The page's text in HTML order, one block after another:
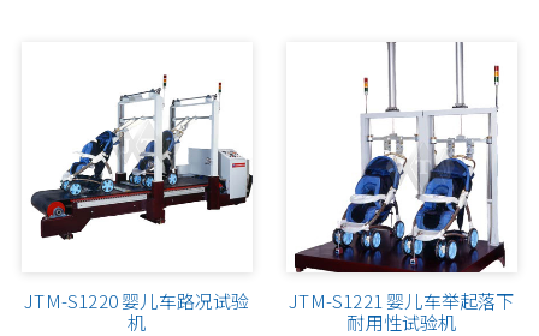
运动器材、自行车试验机
纺织试验机系列
制鞋皮革试验机系列
JTM-S1220 婴儿车路况试验
机
JTM-S1221 婴儿车举起落下
耐用性试验机